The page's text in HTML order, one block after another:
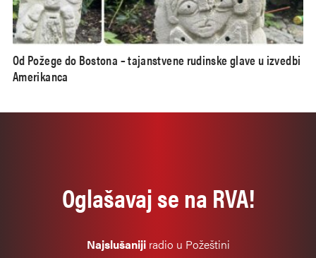
Od Požege do Bostona – tajanstvene rudinske glave u izvedbi
Amerikanca
Oglašavaj se na RVA!
Najslušanijiradio u Požeštini